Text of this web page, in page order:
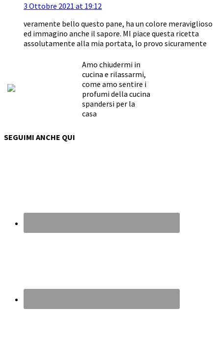
3 Ottobre 2021 at 19:12
veramente bello questo pane, ha un colore meraviglioso
ed immagino anche il sapore. MI piace questa ricetta
assolutamente alla mia portata, lo provo sicuramente
Amo chiudermi in
cucina e rilassarmi,
come amo sentire i
profumi della cucina
spandersi per la
casa
SEGUIMI ANCHE QUI